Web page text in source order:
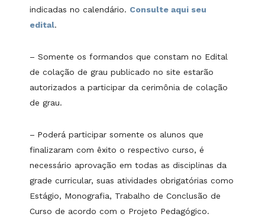
indicadas no calendário. Consulte aqui seu
edital.
– Somente os formandos que constam no Edital
de colação de grau publicado no site estarão
autorizados a participar da cerimônia de colação
de grau.
– Poderá participar somente os alunos que
finalizaram com êxito o respectivo curso, é
necessário aprovação em todas as disciplinas da
grade curricular, suas atividades obrigatórias como
Estágio, Monografia, Trabalho de Conclusão de
Curso de acordo com o Projeto Pedagógico.